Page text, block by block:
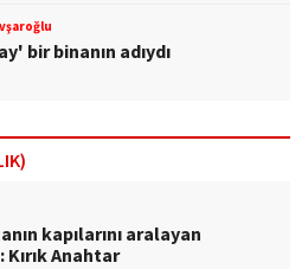
bir binanın adıydı
kapılarını aralayan
Anahtar